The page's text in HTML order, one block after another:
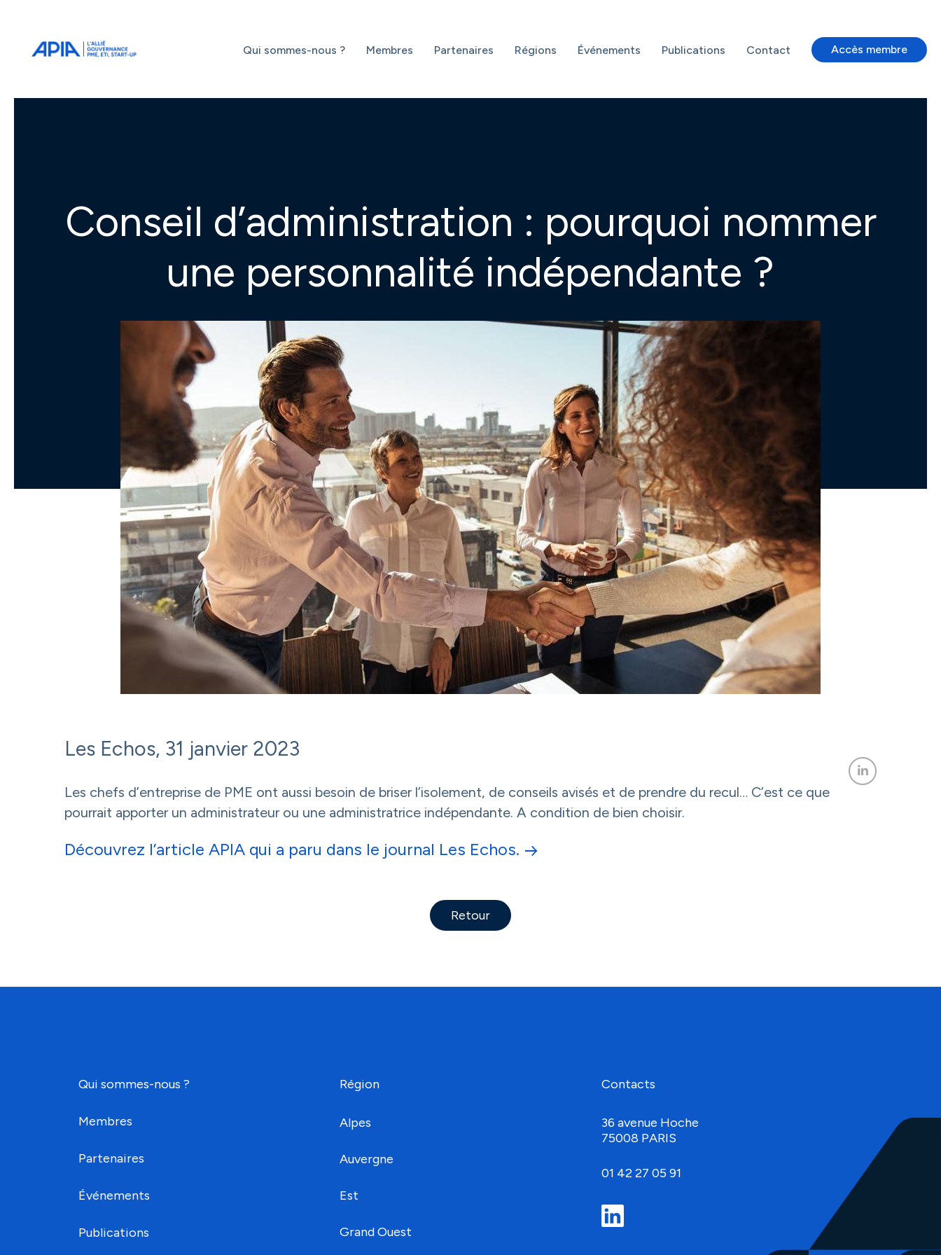
IndépendantsQui sommes-nous ? Membres Partenaires Régions Événements Publications Contact Accès membre
Conseil d’administration : pourquoi nommer
une personnalité indépendante ?
Les Echos, 31 janvier 2023
Les chefs d’entreprise de PME ont aussi besoin de briser l’isolement, de conseils avisés et de prendre du recul… C’est ce que
pourrait apporter un administrateur ou une administratrice indépendante. A condition de bien choisir.
Découvrez l’article APIA qui a paru dans le journal Les Echos.
Retour
Qui sommes-nous ?
Membres
Partenaires
Événements
Publications
Région
Alpes
Auvergne
Est
Grand Ouest
Contacts
36 avenue Hoche
75008 PARIS
01 42 27 05 91